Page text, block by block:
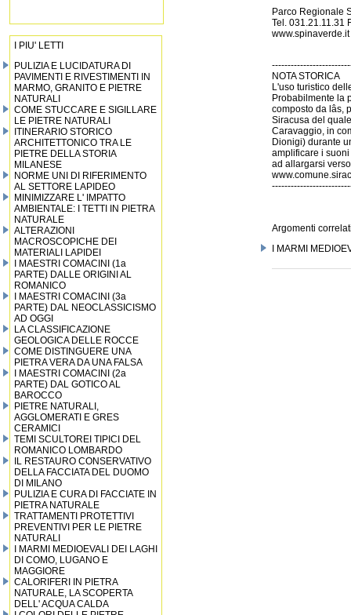
I PIU' LETTI
PULIZIA E LUCIDATURA DI
PAVIMENTI E RIVESTIMENTI IN
MARMO, GRANITO E PIETRE
NATURALI
COME STUCCARE E SIGILLARE
LE PIETRE NATURALI
ITINERARIO STORICO
ARCHITETTONICO TRA LE
PIETRE DELLA STORIA
MILANESE
NORME UNI DI RIFERIMENTO
AL SETTORE LAPIDEO
MINIMIZZARE L' IMPATTO
AMBIENTALE: I TETTI IN PIETRA
NATURALE
ALTERAZIONI
MACROSCOPICHE DEI
MATERIALI LAPIDEI
I MAESTRI COMACINI (1a
PARTE) DALLE ORIGINI AL
ROMANICO
I MAESTRI COMACINI (3a
PARTE) DAL NEOCLASSICISMO
AD OGGI
LA CLASSIFICAZIONE
GEOLOGICA DELLE ROCCE
COME DISTINGUERE UNA
PIETRA VERA DA UNA FALSA
I MAESTRI COMACINI (2a
PARTE) DAL GOTICO AL
BAROCCO
PIETRE NATURALI,
AGGLOMERATI E GRES
CERAMICI
TEMI SCULTOREI TIPICI DEL
ROMANICO LOMBARDO
IL RESTAURO CONSERVATIVO
DELLA FACCIATA DEL DUOMO
DI MILANO
PULIZIA E CURA DI FACCIATE IN
PIETRA NATURALE
TRATTAMENTI PROTETTIVI
PREVENTIVI PER LE PIETRE
NATURALI
I MARMI MEDIOEVALI DEI LAGHI
DI COMO, LUGANO E
MAGGIORE
CALORIFERI IN PIETRA
NATURALE, LA SCOPERTA
DELL' ACQUA CALDA
Parco Regionale
Tel. 031.21.11.31
www.spinaverde.it
NOTA STORICA
L'uso turistico
Probabilmente la
composto da lâs,
Siracusa del
Caravaggio, in
Dionigi) durante
amplificare i
ad allargarsi
Argomenti
I MARMI